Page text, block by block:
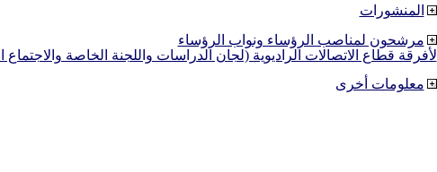
المنشورات
مرشحون لمناصب الرؤساء ونواب الرؤساء
لأفرقة قطاع الاتصالات الراديوية (لجان الدراسات واللجنة الخاصة
معلومات أخرى